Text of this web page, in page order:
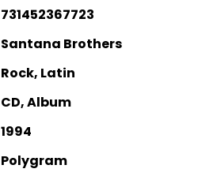
731452367723
Santana Brothers
Rock, Latin
CD, Album
1994
Polygram